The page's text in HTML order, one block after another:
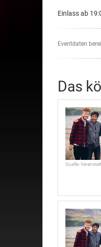
Einlass ab
Eventdaten
Das
Quelle: